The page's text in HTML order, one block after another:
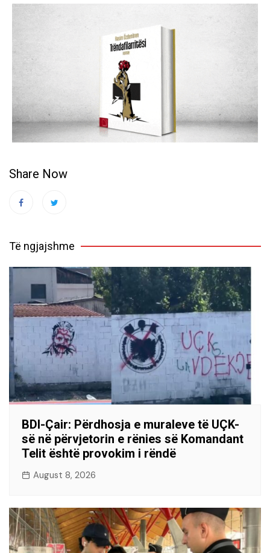
Share Now
Të ngjajshme
BDI-Çair: Përdhosja e muraleve të UÇK-
së në përvjetorin e rënies së Komandant
Telit është provokim i rëndë
August 8, 2026